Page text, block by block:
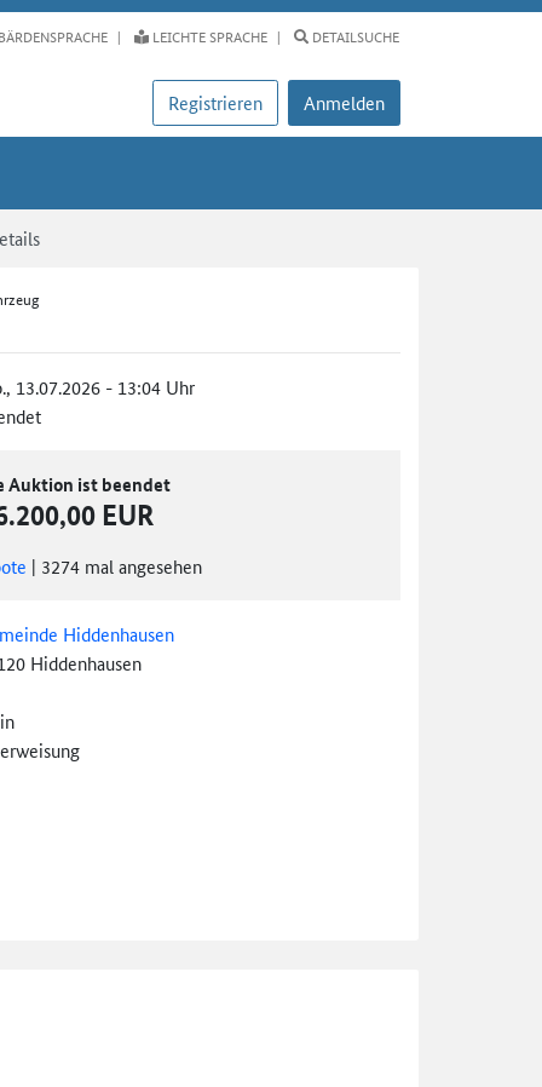
LEICHTE SPRACHE DETAILSUCHE
Registrieren Anmelden
13.07.2026 - 13:04 Uhr
Auktion ist beendet
EUR
| 3274 mal angesehen
Hiddenhausen
Hiddenhausen